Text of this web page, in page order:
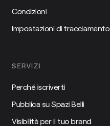
Condizioni
Impostazioni di tracciamento
SERVIZI
Perché iscriverti
Pubblica su Spazi Belli
Visibilità per il tuo brand